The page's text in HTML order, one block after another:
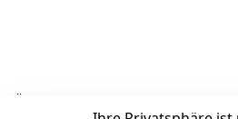
Ähnliche Produkte